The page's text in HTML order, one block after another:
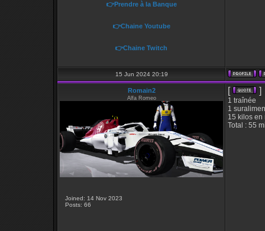
👉Prendre à la Banque
👉Chaine Youtube
👉Chaine Twitch
15 Jun 2024 20:19
Romain2
Alfa Romeo
Joined: 14 Nov 2023
Posts: 66
[ ]
1 traînée
1
15 kilos en
Total : 55